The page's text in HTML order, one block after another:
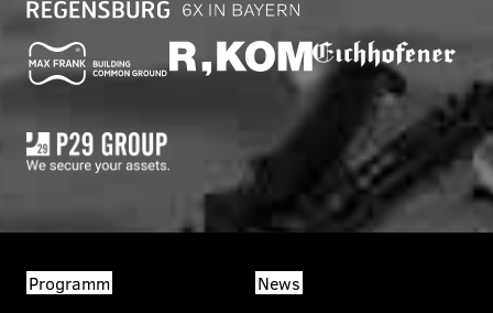
Programm
News